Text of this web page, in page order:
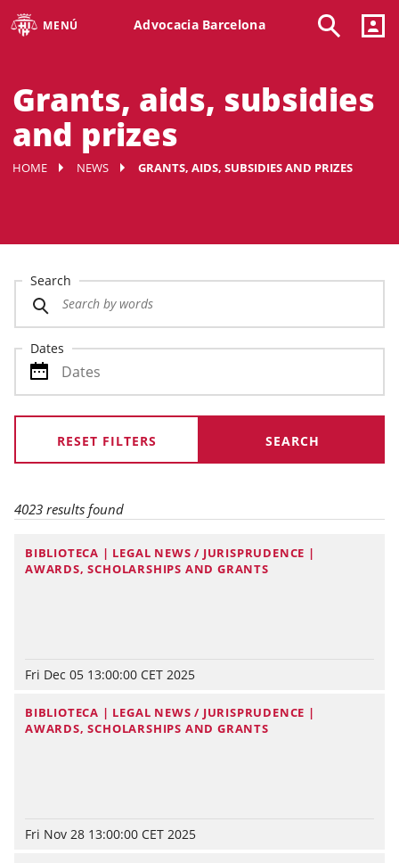
MENÚ Advocacia Barcelona
Grants, aids, subsidies
and prizes
HOME NEWS GRANTS, AIDS, SUBSIDIES AND PRIZES
Search
Dates
RESET FILTERS
4023 results found
BIBLIOTECA | LEGAL NEWS / JURISPRUDENCE |
AWARDS, SCHOLARSHIPS AND GRANTS
Fri Dec 05 13:00:00 CET 2025
BIBLIOTECA | LEGAL NEWS / JURISPRUDENCE |
AWARDS, SCHOLARSHIPS AND GRANTS
Fri Nov 28 13:00:00 CET 2025